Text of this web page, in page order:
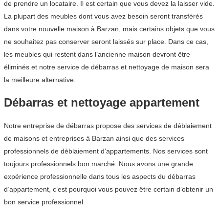
de prendre un locataire. Il est certain que vous devez la laisser vide.
La plupart des meubles dont vous avez besoin seront transférés
dans votre nouvelle maison à Barzan, mais certains objets que vous
ne souhaitez pas conserver seront laissés sur place. Dans ce cas,
les meubles qui restent dans l’ancienne maison devront être
éliminés et notre service de débarras et nettoyage de maison sera
la meilleure alternative.
Débarras et nettoyage appartement
Notre entreprise de débarras propose des services de déblaiement
de maisons et entreprises à Barzan ainsi que des services
professionnels de déblaiement d’appartements. Nos services sont
toujours professionnels bon marché. Nous avons une grande
expérience professionnelle dans tous les aspects du débarras
d’appartement, c’est pourquoi vous pouvez être certain d’obtenir un
bon service professionnel.